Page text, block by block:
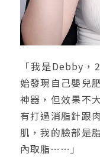
「我是Debby
始發現自己嬰兒
神器，但效果不
有打過消脂針跟
肌，我的臉部是
內取脂⋯⋯」